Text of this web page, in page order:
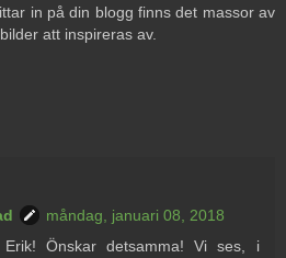
in på din blogg finns det massor av
att inspireras av.
måndag, januari 08, 2018
Önskar detsamma! Vi ses, i